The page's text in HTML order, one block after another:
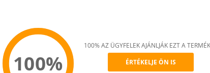
100%
100% AZ ÜGYFELEK AJÁNLJÁK EZT A
ÉRTÉKELJE ÖN IS